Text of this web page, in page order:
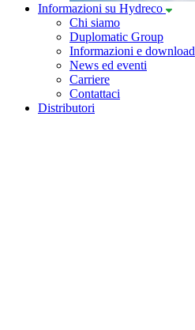
Informazioni su Hydreco
Chi siamo
Duplomatic Group
Informazioni e download
News ed eventi
Carriere
Contattaci
Distributori